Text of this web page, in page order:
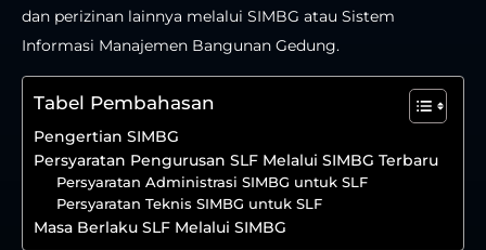
dan perizinan lainnya melalui SIMBG atau Sistem
Informasi Manajemen Bangunan Gedung.
Tabel Pembahasan
Pengertian SIMBG
Persyaratan Pengurusan SLF Melalui SIMBG Terbaru
Persyaratan Administrasi SIMBG untuk SLF
Persyaratan Teknis SIMBG untuk SLF
Masa Berlaku SLF Melalui SIMBG